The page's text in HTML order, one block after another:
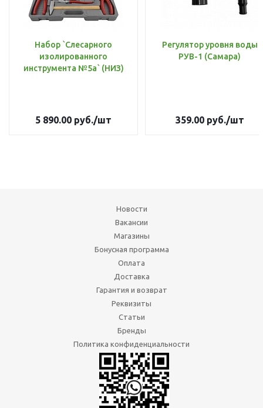
Набор `Слесарного
изолированного
инструмента №5а` (НИЗ)
5 890.00 руб./шт
Регулятор уровня воды
РУВ-1 (Самара)
359.00руб./шт
Новости
Вакансии
Магазины
Бонусная программа
Оплата
Доставка
Гарантия и возврат
Реквизиты
Статьи
Бренды
Политика конфиденциальности